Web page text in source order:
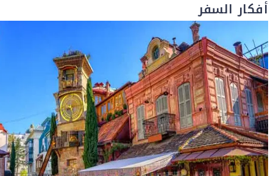
أفكار السفر